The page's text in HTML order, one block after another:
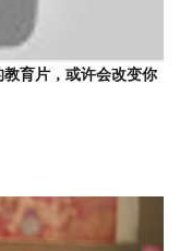
教育片，或许会改变你